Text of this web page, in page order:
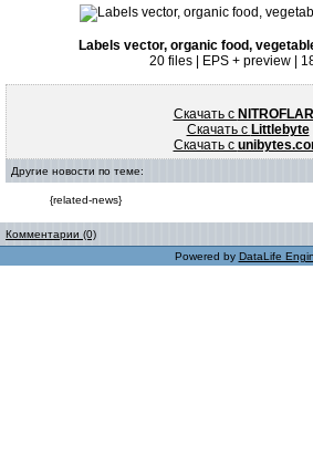
Labels vector, organic food,
20 files | EPS + preview |
Скачать с
Скачать с Littlebyte
Скачать с
Другие новости по теме:
{related-news}
Комментарии (0)
Powered by DataLife